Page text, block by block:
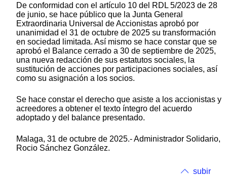
De conformidad con el artículo 10 del RDL 5/2023 de 28
de junio, se hace público que la Junta General
Extraordinaria Universal de Accionistas aprobó por
unanimidad el 31 de octubre de 2025 su transformación
en sociedad limitada. Así mismo se hace constar que se
aprobó el Balance cerrado a 30 de septiembre de 2025,
una nueva redacción de sus estatutos sociales, la
sustitución de acciones por participaciones sociales, así
como su asignación a los socios.
Se hace constar el derecho que asiste a los accionistas y
acreedores a obtener el texto íntegro del acuerdo
adoptado y del balance presentado.
Malaga, 31 de octubre de 2025.- Administrador Solidario,
Rocio Sánchez González.
subir